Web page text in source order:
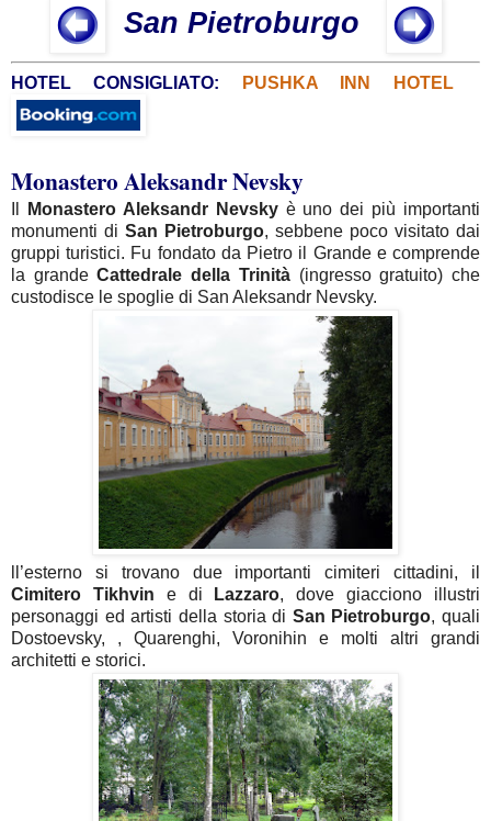
San Pietroburgo
HOTEL CONSIGLIATO: PUSHKA INN HOTEL
Monastero Aleksandr Nevsky
Monastero Aleksandr Nevskyè uno dei più importanti
monumenti di San Pietroburgo, sebbene poco visitato dai
gruppi turistici. Fu fondato da Pietro il Grande e comprende
la grandeCattedrale della Trinità (ingresso gratuito) che
custodisce le spoglie di San Aleksandr Nevsky.
ll’esterno si trovano due importanti cimiteri cittadini, il
Cimitero Tikhvin e di Lazzaro, dove giacciono illustri
personaggi ed artisti della storia di San Pietroburgo, quali
Dostoevsky, , Quarenghi, Voronihin e molti altri grandi
architetti e storici.